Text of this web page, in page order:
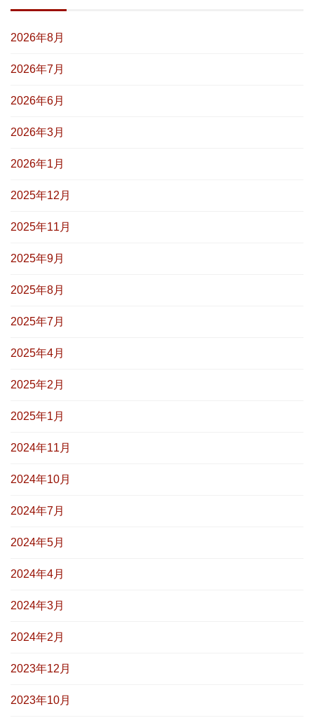
2026年8月
2026年7月
2026年6月
2026年3月
2026年1月
2025年12月
2025年11月
2025年9月
2025年8月
2025年7月
2025年4月
2025年2月
2025年1月
2024年11月
2024年10月
2024年7月
2024年5月
2024年4月
2024年3月
2024年2月
2023年12月
2023年10月